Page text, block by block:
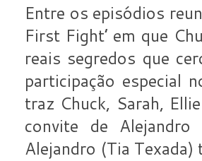
Entre os episódios
First Fight’ em que
reais segredos que
participação especial
traz Chuck, Sarah,
convite de
Alejandro (Tia